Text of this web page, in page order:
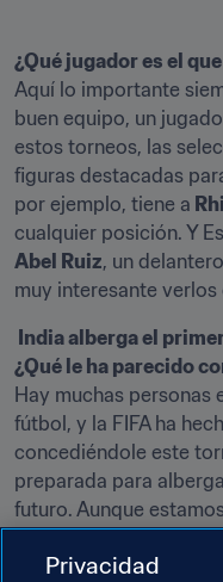
¿Qué jugador es el
Aquí lo importante
buen equipo, un
estos torneos, las
figuras destacadas
por ejemplo, tiene a
Abel Ruiz, un
muy interesante
¿Qué le ha parecido
Hay muchas personas
fútbol, y la FIFA ha
concediéndole este
preparada para
futuro. Aunque
faltaría. En la India
Privacidad